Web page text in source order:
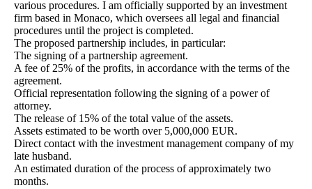
various procedures. I am officially supported by an investment
firm based in Monaco, which oversees all legal and financial
procedures until the project is completed.
The proposed partnership includes, in particular:
The signing of a partnership agreement.
A fee of 25% of the profits, in accordance with the terms of the
agreement.
Official representation following the signing of a power of
attorney.
The release of 15% of the total value of the assets.
Assets estimated to be worth over 5,000,000 EUR.
Direct contact with the investment management company of my
late husband.
An estimated duration of the process of approximately two
months.